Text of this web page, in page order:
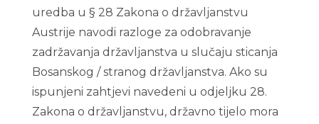
uredba u § 28 Zakona o državljanstvu
Austrije navodi razloge za odobravanje
zadržavanja državljanstva u slučaju sticanja
Bosanskog / stranog državljanstva. Ako su
ispunjeni zahtjevi navedeni u odjeljku 28.
Zakona o državljanstvu, državno tijelo mora